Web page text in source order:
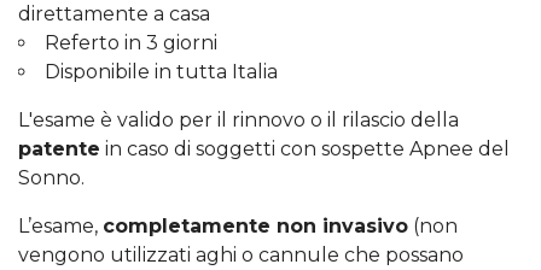
direttamente a casa
Referto in 3 giorni
Disponibile in tutta Italia
L'esame è valido per il rinnovo o il rilascio della
patente in caso di soggetti con sospette Apnee del
Sonno.
L’esame, completamente non invasivo (non
vengono utilizzati aghi o cannule che possano